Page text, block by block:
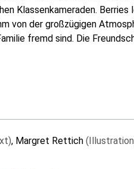
Klassenkameraden.
von der großzügigen
fremd sind. Die
, Margret Rettich